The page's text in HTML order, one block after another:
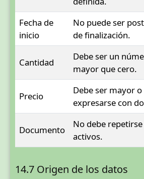
Fecha de
inicio
No puede ser
de finalización.
Cantidad
Debe ser un
mayor que cero.
Precio
Debe ser mayor
expresarse con
Documento
No debe
activos.
14.7 Origen de los datos